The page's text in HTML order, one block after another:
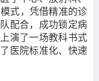
式，凭借精准的诊
配合，成功锁定病
演了一场教科书式
医院标准化、快速